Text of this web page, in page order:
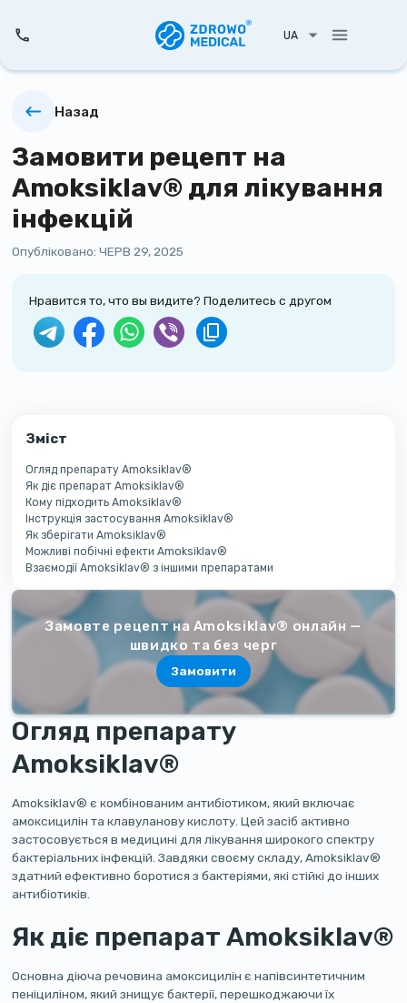
UA
Назад
Замовити рецепт на
Amoksiklav® для лікування
інфекцій
Опубліковано:ЧЕРВ 29, 2025
Нравится то, что вы видите? Поделитесь с другом
Огляд препарату
Amoksiklav®
Amoksiklav® є комбінованим антибіотиком, який включає
амоксицилін та клавуланову кислоту. Цей засіб активно
застосовується в медицині для лікування широкого спектру
бактеріальних інфекцій. Завдяки своєму складу, Amoksiklav®
здатний ефективно боротися з бактеріями, які стійкі до інших
антибіотиків.
Як діє препарат Amoksiklav®
Основна діюча речовина амоксицилін є напівсинтетичним
пеніциліном, який знищує бактерії, перешкоджаючи їх
Зміст
Огляд препарату Amoksiklav®
Як діє препарат Amoksiklav®
Кому підходить Amoksiklav®
Інструкція застосування Amoksiklav®
Як зберігати Amoksiklav®
Можливі побічні ефекти Amoksiklav®
Взаємодії Amoksiklav® з іншими препаратами
Замовте рецепт на Amoksiklav® онлайн —
швидко та без черг
Замовити